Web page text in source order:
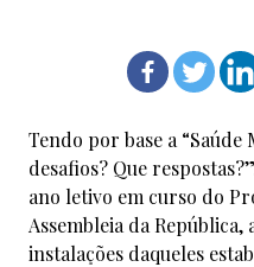
Tendo por base a “Saúde
desafios? Que
ano letivo em curso do
Assembleia da
instalações daqueles